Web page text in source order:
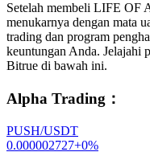
Setelah membeli LIFE OF
menukarnya dengan mata
trading dan program
keuntungan Anda. Jelajahi
Bitrue di bawah ini.
Alpha Trading ：
PUSH/USDT
0.000002727+0%